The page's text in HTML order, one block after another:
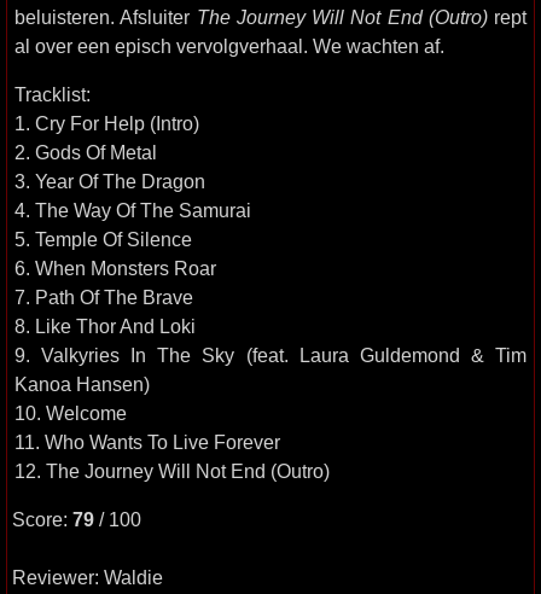
beluisteren. Afsluiter The Journey Will Not End (Outro)rept
al over een episch vervolgverhaal. We wachten af.
Tracklist:
1. Cry For Help (Intro)
2. Gods Of Metal
3. Year Of The Dragon
4. The Way Of The Samurai
5. Temple Of Silence
6. When Monsters Roar
7. Path Of The Brave
8. Like Thor And Loki
9. Valkyries In The Sky (feat. Laura Guldemond & Tim
Kanoa Hansen)
10. Welcome
11. Who Wants To Live Forever
12. The Journey Will Not End (Outro)
Score: 79 / 100
Reviewer: Waldie